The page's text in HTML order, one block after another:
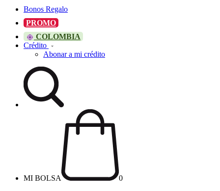
Bonos Regalo
PROMO
COLOMBIA
Crédito
Abonar a mi crédito
MI BOLSA 0